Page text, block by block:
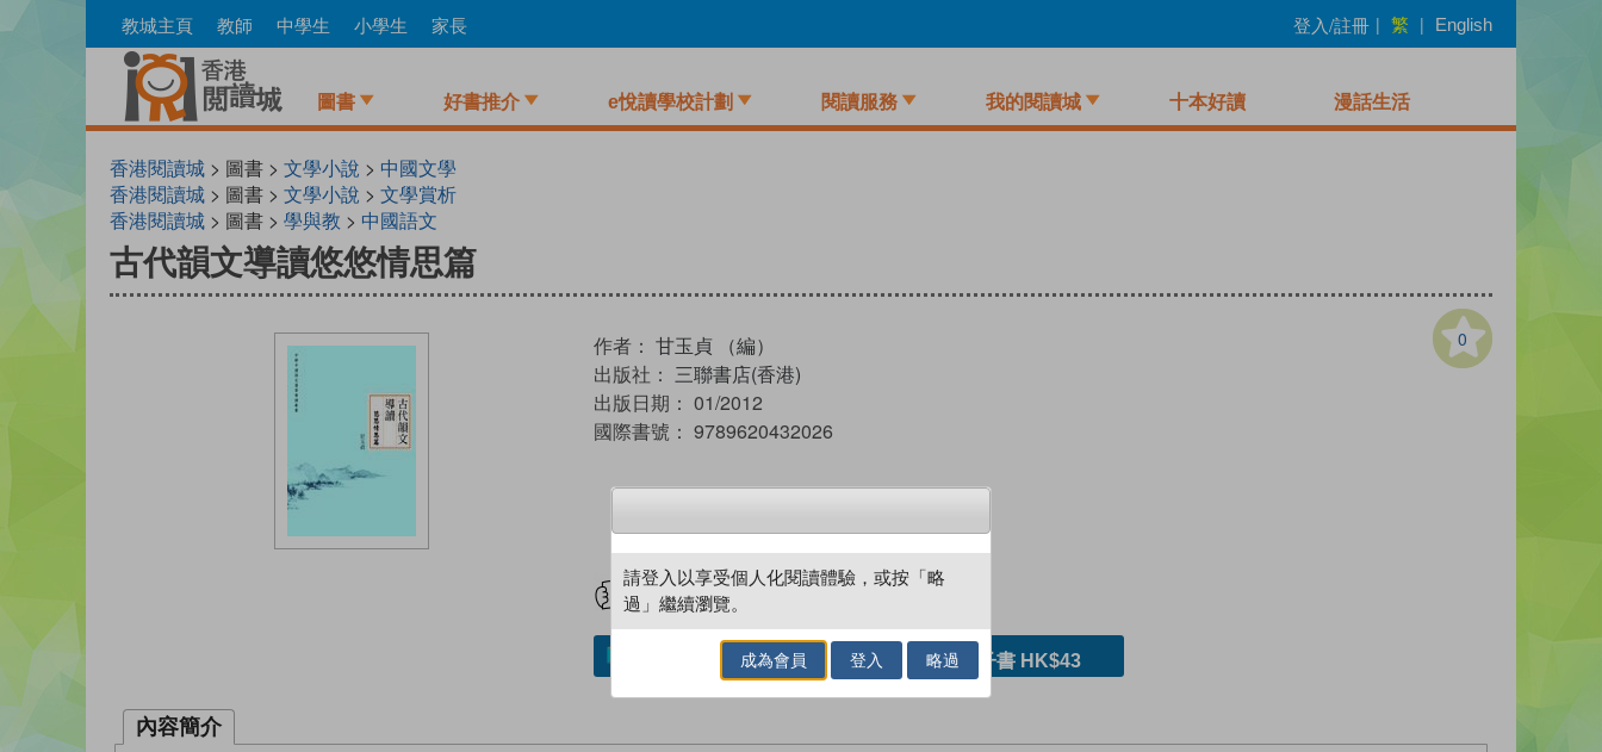
to
教城主頁 教師 中學生 小學生 家長 登入/註冊 | 繁 | English
圖書 好書推介 e悅讀學校計劃 閱讀服務 我的閱讀城 十本好讀 漫話生活
香港閱讀城 > 圖書 > 文學小說 > 中國文學
香港閱讀城 > 圖書 > 文學小說 > 文學賞析
香港閱讀城 > 圖書 > 學與教 > 中國語文
古代韻文導讀悠悠情思篇
0
作者： 甘玉貞 （編）
出版社： 三聯書店(香港)
出版日期： 01/2012
國際書號： 9789620432026
試閲 加入閱讀紀錄
加入／閱讀電子書 購買電子書 HK$43
內容簡介
請登入以享受個人化閱讀體驗，或按「略
過」繼續瀏覽。
成為會員 登入 略過